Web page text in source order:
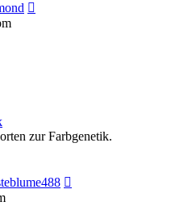
zur Farbgenetik.